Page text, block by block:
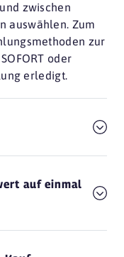
zwischen
auswählen. Zum
zur
oder
erledigt.
auf einmal